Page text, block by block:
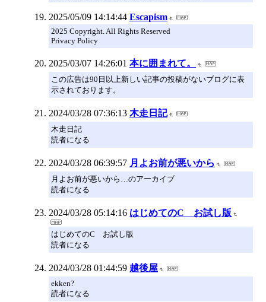
2025/05/09 14:14:44 Escapism
2025 Copyright. All Rights Reserved
Privacy Policy
2025/03/07 14:26:01 本に囲まれて。
この広告は90日以上新しい記事の投稿がないブログに表
示されております。
2024/03/28 07:36:13 木走日記
木走日記
読者になる
2024/03/28 06:39:57 月よお前が悪いから
月よお前が悪いから…のアーカイブ
読者になる
2024/03/28 05:14:16 はじめてのC お試し版
はじめてのC お試し版
読者になる
2024/03/28 01:44:59 越後屋
ekken?
読者になる